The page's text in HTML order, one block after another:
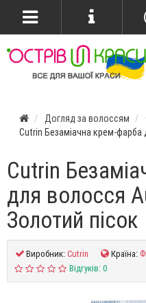
Догляд за волоссям
Cutrin Безаміачна крем-фарба
Cutrin
для волосся
Золотий пісок
Виробник:Cutrin Країна:
Відгуків: 0